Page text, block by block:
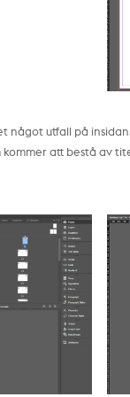
något utfall på
att bestå av